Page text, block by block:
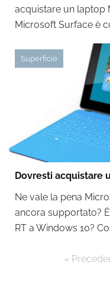
acquistare un laptop
Microsoft Surface è
Superficie
Dovresti acquistare
Ne vale la pena
ancora supportato?
RT a Windows 10?
«